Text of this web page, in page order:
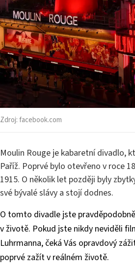
Zdroj:facebook.com
Moulin Rouge je kabaretní divadlo,
Paříž. Poprvé bylo otevřeno v roce
1915. O několik let později byly
své bývalé slávy a stojí dodnes.
O tomto divadle jste
v životě. Pokud jste nikdy neviděli
Luhrmanna, čeká Vás opravdový
poprvé zažít v reálném životě.